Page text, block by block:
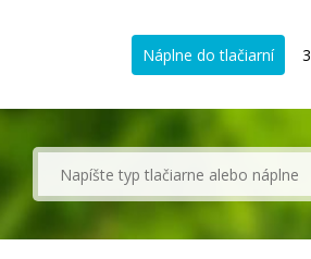
Náplne do tlačiarní